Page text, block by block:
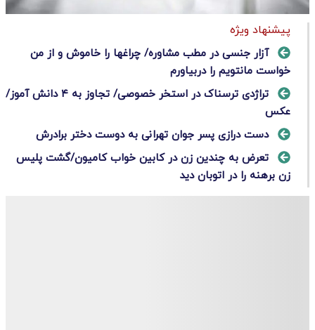
پیشنهاد ویژه
آزار جنسی در مطب‌ مشاوره/ چراغها را خاموش و از من
خواست مانتویم را دربیاورم
تراژدی ترسناک در استخر خصوصی/ تجاوز به ۴ دانش آموز/
عکس
دست درازی پسر جوان تهرانی به دوست دختر برادرش
تعرض به چندین زن در کابین خواب کامیون/گشت پلیس
زن برهنه را در اتوبان دید